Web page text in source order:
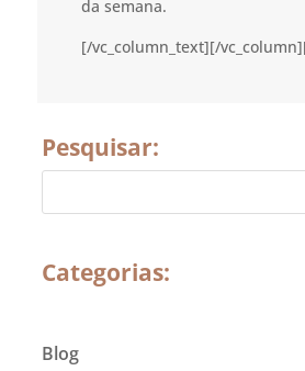
da semana.
[/vc_column_text][/
Pesquisar:
Categorias:
Blog